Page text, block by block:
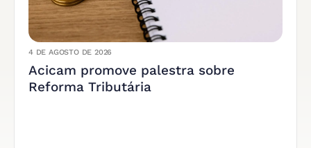
4 DE AGOSTO DE 2026
Acicam promove palestra sobre
Reforma Tributária